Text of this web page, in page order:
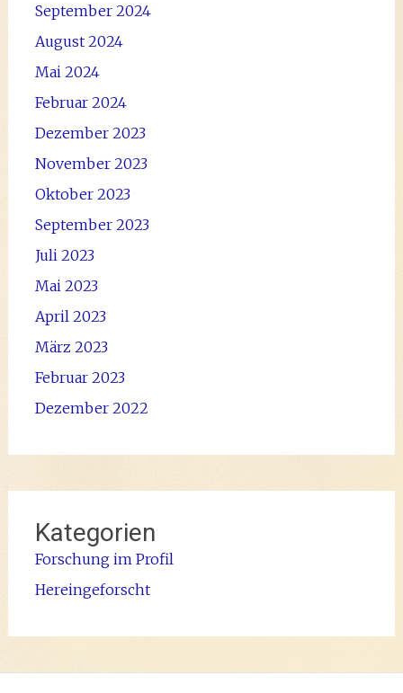
September 2024
August 2024
Mai 2024
Februar 2024
Dezember 2023
November 2023
Oktober 2023
September 2023
Juli 2023
Mai 2023
April 2023
März 2023
Februar 2023
Dezember 2022
Kategorien
Forschung im Profil
Hereingeforscht